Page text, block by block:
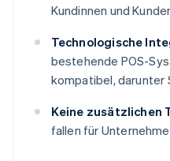
Kundinnen und
Technologische
bestehende POS-
kompatibel, darunter
Keine zusätzlichen
fallen für